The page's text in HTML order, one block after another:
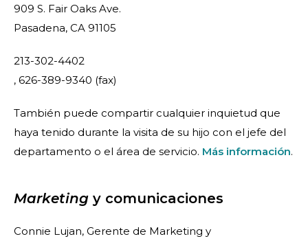
909 S. Fair Oaks Ave.
Pasadena, CA 91105
213-302-4402
, 626-389-9340 (fax)
También puede compartir cualquier inquietud que
haya tenido durante la visita de su hijo con el jefe del
departamento o el área de servicio. Más información.
Marketing y comunicaciones
Connie Lujan, Gerente de Marketing y